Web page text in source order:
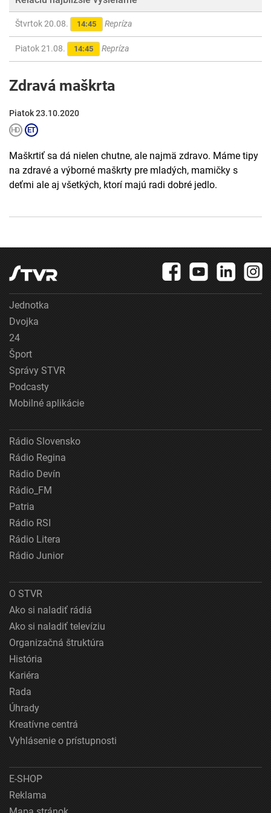
Štvrtok 20.08. 14:45 Repríza
Piatok 21.08. 14:45 Repríza
Zdravá maškrta
Piatok 23.10.2020
Maškrtiť sa dá nielen chutne, ale najmä zdravo. Máme tipy
na zdravé a výborné maškrty pre mladých, mamičky s
deťmi ale aj všetkých, ktorí majú radi dobré jedlo.
Jednotka
Dvojka
24
Šport
Správy STVR
Podcasty
Mobilné aplikácie
Rádio Slovensko
Rádio Regina
Rádio Devín
Rádio_FM
Patria
Rádio RSI
Rádio Litera
Rádio Junior
O STVR
Ako si naladiť rádiá
Ako si naladiť televíziu
Organizačná štruktúra
História
Kariéra
Rada
Úhrady
Kreatívne centrá
Vyhlásenie o prístupnosti
E-SHOP
Reklama